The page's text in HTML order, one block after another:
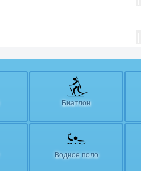
Биатлон
Водное поло